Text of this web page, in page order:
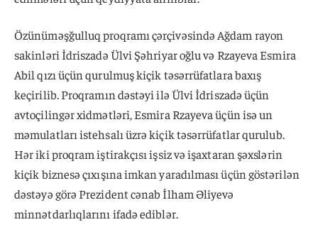
Özünüməşğulluq proqramı çərçivəsində Ağdam rayon
sakinləri İdriszadə Ülvi Şəhriyar oğlu və Rzayeva Esmira
Abil qızı üçün qurulmuş kiçik təsərrüfatlara baxış
keçirilib. Proqramın dəstəyi ilə Ülvi İdriszadə üçün
avtoçilingər xidmətləri, Esmira Rzayeva üçün isə un
məmulatları istehsalı üzrə kiçik təsərrüfatlar qurulub.
Hər iki proqram iştirakçısı işsiz və işaxtaran şəxslərin
kiçik biznesə çıxışına imkan yaradılması üçün göstərilən
dəstəyə görə Prezident cənab İlham Əliyevə
minnətdarlıqlarını ifadə ediblər.